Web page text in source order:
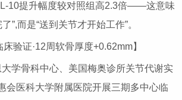
10提升幅度较对照组高2.3倍——这意味
”,而是“送到关节才开始工作”。
证·12周软骨厚度+0.62mm】
骨科中心、美国梅奥诊所关节代谢实
会医科大学附属医院开展三期多中心临